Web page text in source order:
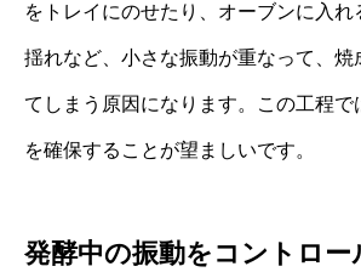
をトレイにのせたり、オーブンに入
揺れなど、小さな振動が重なって、焼
てしまう原因になります。この工程で
を確保することが望ましいです。
発酵中の振動をコントロ